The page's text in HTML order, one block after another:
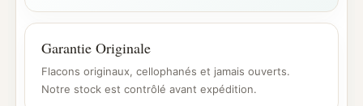
Garantie Originale
Flacons originaux, cellophanés et jamais ouverts.
Notre stock est contrôlé avant expédition.